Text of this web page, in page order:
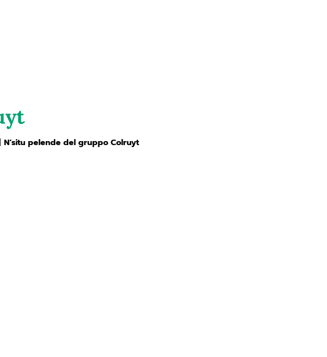
N’situ pelende del gruppo Colruyt